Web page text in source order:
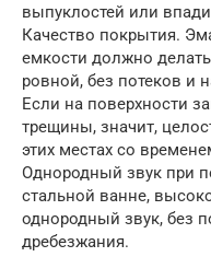
выпуклостей или
Качество покрытия.
емкости должно
ровной, без потеков и
Если на поверхности
трещины, значит,
этих местах со
Однородный звук при
стальной ванне,
однородный звук, без
дребезжания.